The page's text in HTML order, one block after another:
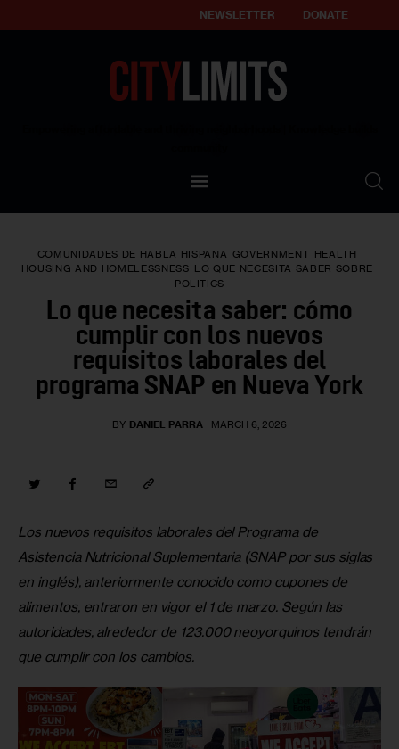
NEWSLETTER DONATE
Our Standards
Reprint Policy
Contact Us
COMUNIDADES DE HABLA HISPANA GOVERNMENT HEALTH
HOUSING AND HOMELESSNESS LO QUE NECESITA SABER SOBRE
POLITICS
Lo que necesita saber: cómo
cumplir con los nuevos
requisitos laborales del
programa SNAP en Nueva York
BY DANIEL PARRA MARCH 6, 2026
Los nuevos requisitos laborales del Programa de
Asistencia Nutricional Suplementaria (SNAP por sus siglas
en inglés), anteriormente conocido como cupones de
alimentos, entraron en vigor el 1 de marzo. Según las
autoridades, alrededor de 123.000 neoyorquinos tendrán
que cumplir con los cambios.